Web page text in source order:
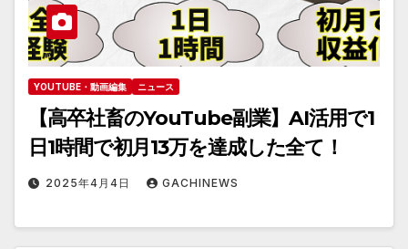
YOUTUBE・動画編集 ニュース
【高卒社畜のYouTube副業】AI活用で1
日1時間で初月13万を達成した全て！
2025年4月4日 GACHINEWS